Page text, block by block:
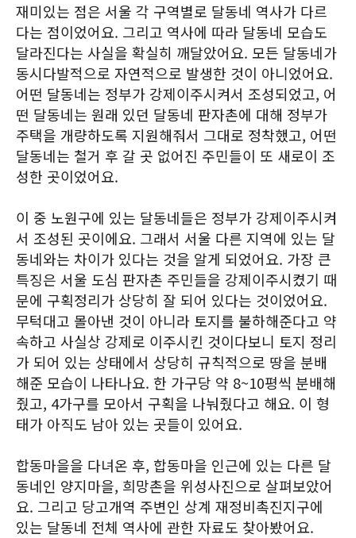
재미있는 점은 서울 각 구역별로 달동네 역사가 다르
다는 점이었어요. 그리고 역사에 따라 달동네 모습도
달라진다는 사실을 확실히 깨달았어요. 모든 달동네가
동시다발적으로 자연적으로 발생한 것이 아니었어요.
어떤 달동네는 정부가 강제이주시켜서 조성되었고, 어
떤 달동네는 원래 있던 달동네 판자촌에 대해 정부가
주택을 개량하도록 지원해줘서 그대로 정착했고, 어떤
달동네는 철거 후 갈 곳 없어진 주민들이 또 새로이 조
성한 곳이었어요.
이 중 노원구에 있는 달동네들은 정부가 강제이주시켜
서 조성된 곳이에요. 그래서 서울 다른 지역에 있는 달
동네와는 차이가 있다는 것을 알게 되었어요. 가장 큰
특징은 서울 도심 판자촌 주민들을 강제이주시켰기 때
문에 구획정리가 상당히 잘 되어 있다는 것이었어요.
무턱대고 몰아낸 것이 아니라 토지를 불하해준다고 약
속하고 사실상 강제로 이주시킨 것이다보니 토지 정리
가 되어 있는 상태에서 상당히 규칙적으로 땅을 분배
해준 모습이 나타나요. 한 가구당 약 8~10평씩 분배해
줬고, 4가구를 모아서 구획을 나눠줬다고 해요. 이 형
태가 아직도 남아 있는 곳들이 있어요.
합동마을을 다녀온 후, 합동마을 인근에 있는 다른 달
동네인 양지마을, 희망촌을 위성사진으로 살펴보았어
요. 그리고 당고개역 주변인 상계 재정비촉진지구에
있는 달동네 전체 역사에 관한 자료도 찾아봤어요.